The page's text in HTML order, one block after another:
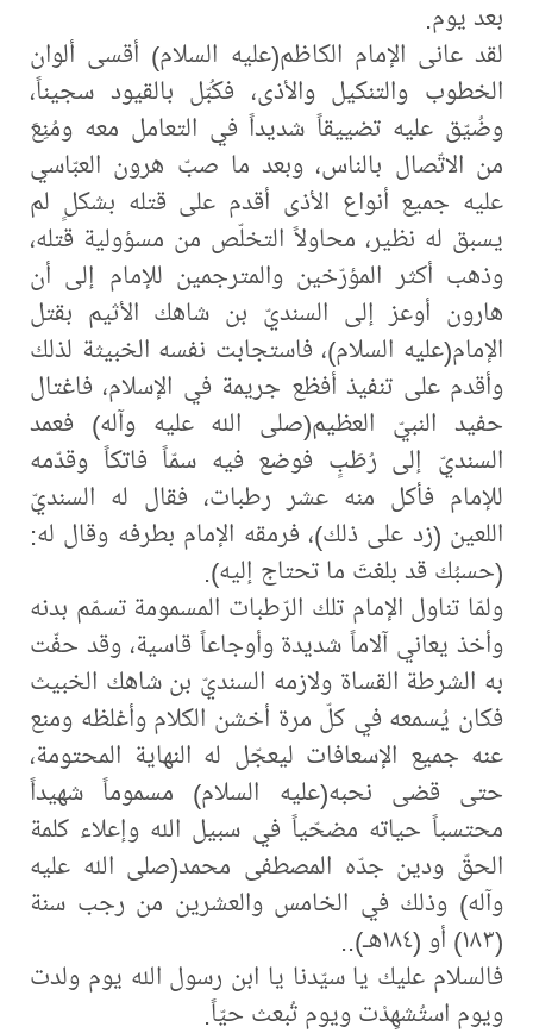
بعد يوم.
لقد عانى الإمام الكاظم(عليه ‌السلام) أقسى ألوان
الخطوب والتنكيل والأذى، فكُبّل بالقيود سجيناً،
وضُيّق عليه تضييقاً شديداً في التعامل معه ومُنِعَ
من الاتّصال بالناس، وبعد ما صبّ هرون العبّاسي
عليه جميع أنواع الأذى أقدم على قتله بشكلٍ لم
يسبق له نظير، محاولاً التخلّص من مسؤولية قتله،
وذهب أكثر المؤرّخين والمترجمين للإمام إلى أن
هارون أوعز إلى السنديّ بن شاهك الأثيم بقتل
الإمام(عليه‌ السلام)، فاستجابت نفسه الخبيثة لذلك
وأقدم على تنفيذ أفظع جريمة في الإسلام، فاغتال
حفيد النبيّ العظيم(صلى‌ الله‌ عليه‌ وآله)‌ فعمد
السنديّ إلى رُطَبٍ فوضع فيه سمّاً فاتكاً وقدّمه
للإمام فأكل منه عشر رطبات، فقال له السنديّ
اللعين (زد على ذلك)، فرمقه الإمام بطرفه وقال له:
(حسبُك قد بلغتَ ما تحتاج إليه).
ولمّا تناول الإمام تلك الرّطبات المسمومة تسمّم بدنه
وأخذ يعاني آلاماً شديدة وأوجاعاً قاسية، وقد حفّت
به الشرطة القساة ولازمه السنديّ بن شاهك الخبيث
فكان يُسمعه في كلّ مرة أخشن الكلام وأغلظه ومنع
عنه جميع الإسعافات ليعجّل له النهاية المحتومة،
حتى قضى نحبه(عليه السلام) مسموماً شهيداً
محتسباً حياته مضحّياً في سبيل الله وإعلاء كلمة
الحقّ ودين جدّه المصطفى محمد(صلى ‌الله‌ عليه
‌وآله)‌ وذلك في الخامس والعشرين من رجب سنة
(١٨٣) أو (١٨٤هـ)..
فالسلام عليك يا سيّدنا يا ابن رسول الله يوم ولدت
ويوم استُشهِدْت ويوم تُبعث حيّاً.